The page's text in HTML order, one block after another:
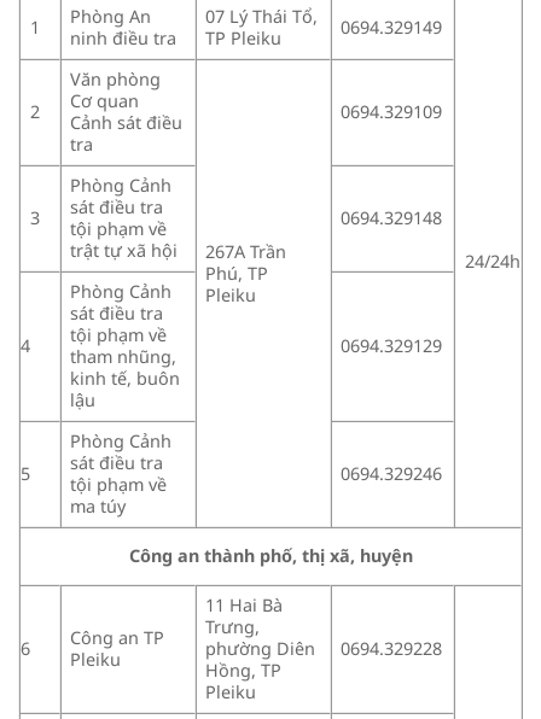
1
Phòng An
ninh điều tra
07 Lý Thái Tổ,
TP Pleiku
0694.329149
24/24h
2
Văn phòng
Cơ quan
Cảnh sát điều
tra
267A Trần
Phú, TP
Pleiku
0694.329109
3
Phòng Cảnh
sát điều tra
tội phạm về
trật tự xã hội
0694.329148
4
Phòng Cảnh
sát điều tra
tội phạm về
tham nhũng,
kinh tế, buôn
lậu
0694.329129
5
Phòng Cảnh
sát điều tra
tội phạm về
ma túy
0694.329246
Công an thành phố, thị xã, huyện
6
Công an TP
Pleiku
11 Hai Bà
Trưng,
phường Diên
Hồng, TP
Pleiku
0694.329228